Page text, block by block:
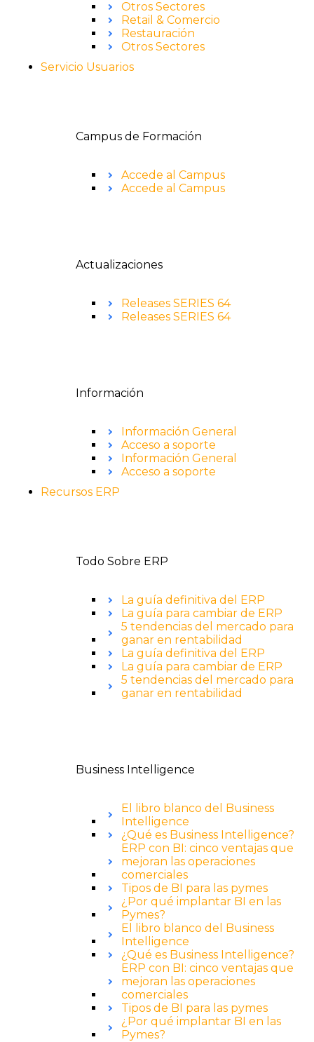
Otros Sectores
Retail & Comercio
Restauración
Otros Sectores
Servicio Usuarios
Campus de Formación
Accede al Campus
Accede al Campus
Actualizaciones
Releases SERIES 64
Releases SERIES 64
Información
Información General
Acceso a soporte
Información General
Acceso a soporte
Recursos ERP
Todo Sobre ERP
La guía definitiva del ERP
La guía para cambiar de ERP
5 tendencias del mercado para
ganar en rentabilidad
La guía definitiva del ERP
La guía para cambiar de ERP
5 tendencias del mercado para
ganar en rentabilidad
Business Intelligence
El libro blanco del Business
Intelligence
¿Qué es Business Intelligence?
ERP con BI: cinco ventajas que
mejoran las operaciones
comerciales
Tipos de BI para las pymes
¿Por qué implantar BI en las
Pymes?
El libro blanco del Business
Intelligence
¿Qué es Business Intelligence?
ERP con BI: cinco ventajas que
mejoran las operaciones
comerciales
Tipos de BI para las pymes
¿Por qué implantar BI en las
Pymes?